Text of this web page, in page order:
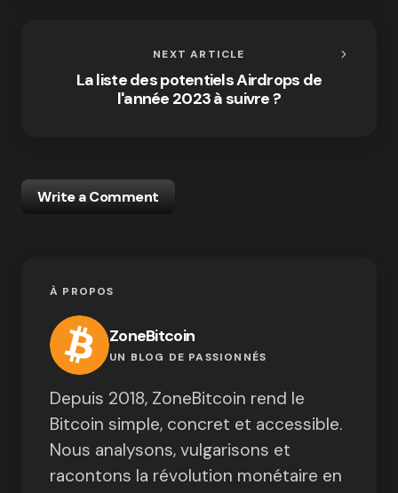
NEXT ARTICLE
La liste des potentiels Airdrops de
l'année 2023 à suivre ?
Write a Comment
À PROPOS
ZoneBitcoin
UN BLOG DE PASSIONNÉS
Depuis 2018, ZoneBitcoin rend le
Bitcoin simple, concret et accessible.
Nous analysons, vulgarisons et
racontons la révolution monétaire en